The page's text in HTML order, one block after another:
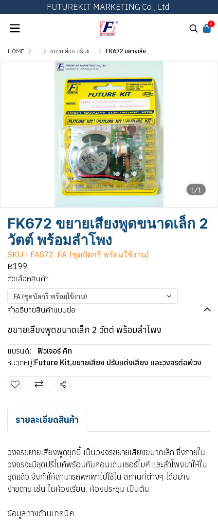
FUTUREKIT MARKETING Co., Ltd.
0
HOME ... ขยายเสียง ปรับแต่งเสียง และวงจรต่อพ่วง FK672 ขยายเสียงพูดขนาดเล็ก 2 วัตต์ พร้อมลำโพง
1/1
FK672 ขยายเสียงพูดขนาดเล็ก 2
วัตต์ พร้อมลำโพง
SKU : FA672 FA (ชุดบัดกรี พร้อมใช้งาน)
฿199
ตัวเลือกสินค้า
FA (ชุดบัดกรี พร้อมใช้งาน)
คำอธิบายสินค้าแบบย่อ
ขยายเสียงพูดขนาดเล็ก 2 วัตต์ พร้อมลำโพง
แบรนด์:
ฟิวเจอร์ คิท
หมวดหมู่:Future Kit,ขยายเสียง ปรับแต่งเสียง และวงจรต่อพ่วง
แชร์
รายละเอียดสินค้า
วงจรขยายเสียงพูดชุดนี้ เป็นวงจรขยายเสียงขนาดเล็ก ซึ่งภายใน
วงจรจะมีชุดปรีไมค์พร้อมกับคอนเดนเซอร์ไมค์ และลำโพงมาให้ใน
ชุดแล้ว จึงทำให้สามารถพกพาไปใช้ใน สถานที่ต่างๆ ได้อย่าง
ง่ายดาย เช่น ในห้องเรียน, ห้องประชุม เป็นต้น
ข้อมูลทางด้านเทคนิค